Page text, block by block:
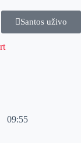
Santos uživo
09:55